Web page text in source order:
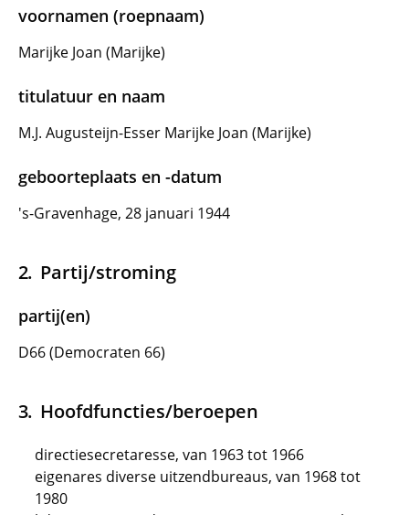
voornamen (roepnaam)
Marijke Joan (Marijke)
titulatuur en naam
M.J. Augusteijn-Esser Marijke Joan (Marijke)
geboorteplaats en -datum
's-Gravenhage, 28 januari 1944
Partij/stroming
partij(en)
D66 (Democraten 66)
Hoofdfuncties/beroepen
directiesecretaresse, van 1963 tot 1966
eigenares diverse uitzendbureaus, van 1968 tot
1980